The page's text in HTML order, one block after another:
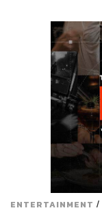
ENTERTAINMENT /